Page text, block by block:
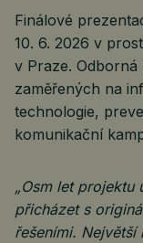
Finálové
10. 6. 2026 v
v Praze.
zaměřených na
technologie,
komunikační
„Osm let projektu
přicházet s
řešeními.